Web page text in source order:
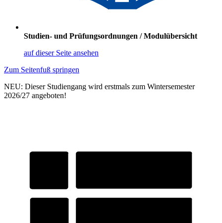
Studien- und Prüfungsordnungen / Modulübersicht
auf dieser Seite ansehen
Zum Seitenfuß springen
NEU: Dieser Studiengang wird erstmals zum Wintersemester
2026/27 angeboten!